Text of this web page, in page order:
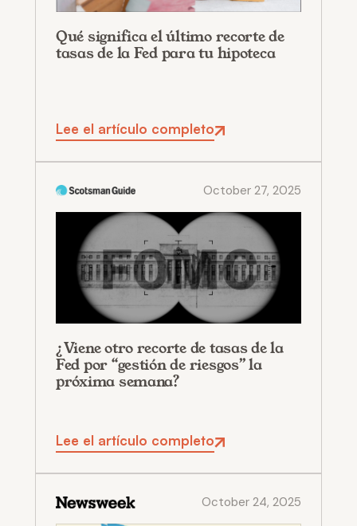
Qué significa el último recorte de
tasas de la Fed para tu hipoteca
Lee el artículo completo
October 27, 2025
¿Viene otro recorte de tasas de la
Fed por “gestión de riesgos” la
próxima semana?
Lee el artículo completo
October 24, 2025